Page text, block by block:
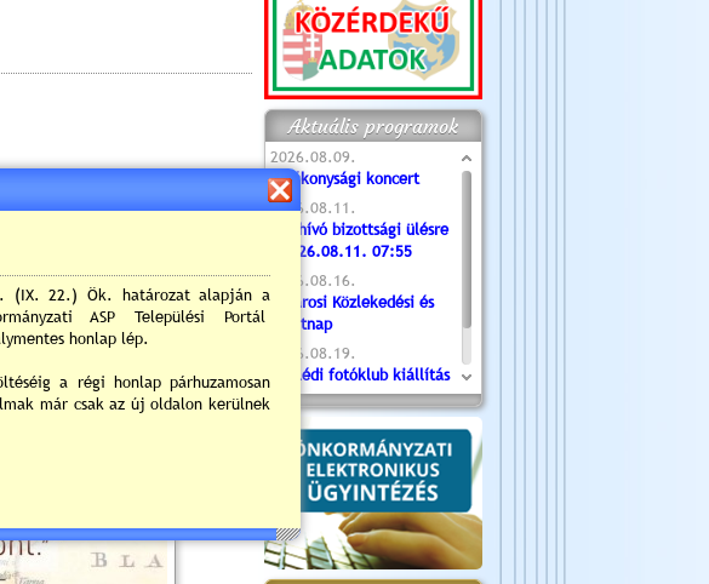
Aktuális programok
2026.08.09.
Jótékonysági koncert
2026.08.11.
Meghívó bizottsági ülésre
- 2026.08.11. 07:55
2026.08.16.
Újvárosi Közlekedési és
Sportnap
2026.08.19.
Ceglédi fotóklub kiállítás
2026.08.20.
Szent István Ünnepe